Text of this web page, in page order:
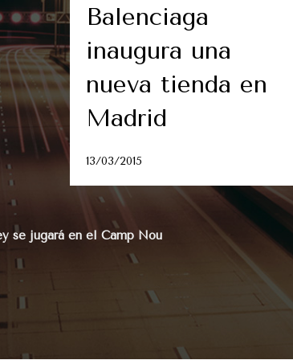
Balenciaga
inaugura una
nueva tienda en
Madrid
13/03/2015
se jugará en el Camp Nou